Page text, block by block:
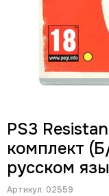
PS3
комплект
русском
Артикул: 02559